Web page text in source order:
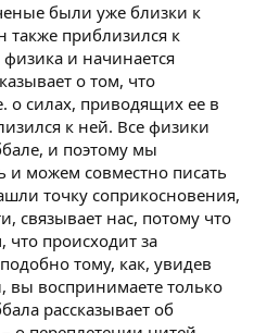
были уже близки к
также приблизился к
физика и начинается
о том, что
о силах, приводящих ее в
к ней. Все физики
и поэтому мы
и можем совместно писать
точку соприкосновения,
связывает нас, потому что
что происходит за
тому, как, увидев
воспринимаете только
рассказывает об